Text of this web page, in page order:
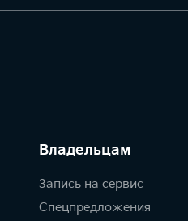
Владельцам
Запись на сервис
Спецпредложения